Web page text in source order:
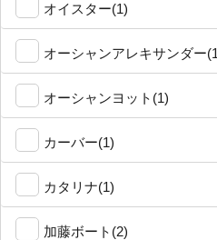
オイスター(1)
オーシャンアレキサンダー
オーシャンヨット(1)
カーバー(1)
カタリナ(1)
加藤ボート(2)